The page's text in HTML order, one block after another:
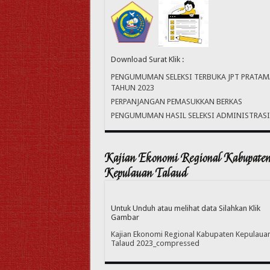
Download Surat Klik :
PENGUMUMAN SELEKSI TERBUKA JPT
TAHUN 2023
PERPANJANGAN PEMASUKKAN BERKAS
PENGUMUMAN HASIL SELEKSI ADMINISTRASI
Kajian Ekonomi Regional
Kepulauan Talaud
Untuk Unduh atau melihat data Silahkan Klik
Gambar
Kajian Ekonomi Regional Kabupaten
Talaud 2023_compressed